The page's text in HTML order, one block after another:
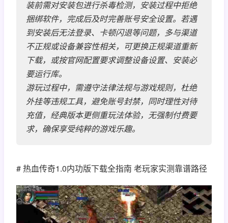
装前需对安装包进行杀毒检测，安装过程中拒绝
捆绑软件，完成后及时完善账号安全设置。若遇
到安装后无法登录、卡顿闪退等问题，多与渠道
不正规或设备兼容性相关，可更换正规渠道重新
下载，或按官网配置要求调整设备设置、安装必
要运行库。
游玩过程中，需遵守法律法规与游戏规则，杜绝
外挂等违规工具，避免账号封禁，同时理性对待
充值，经典版本更侧重玩法体验，无强制付费要
求，确保享受纯粹的游戏乐趣。
# 热血传奇1.0内功版下载全指南 老玩家实测靠谱路径